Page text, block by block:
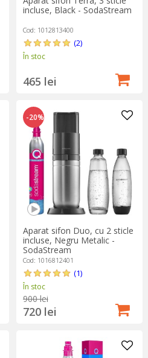
incluse, Black - SodaStream
Cod: 1012813400
(2)
În stoc
465 lei
-20%
Aparat sifon Duo, cu 2 sticle
incluse, Negru Metalic -
SodaStream
Cod: 1016812401
(1)
În stoc
900 lei
720 lei